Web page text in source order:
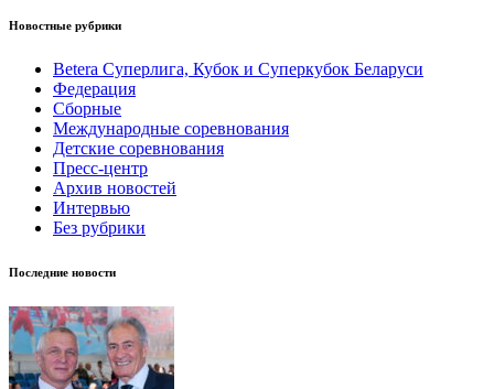
Новостные рубрики
Betera Суперлига, Кубок и Суперкубок Беларуси
Федерация
Сборные
Международные соревнования
Детские соревнования
Пресс-центр
Архив новостей
Интервью
Без рубрики
Последние новости